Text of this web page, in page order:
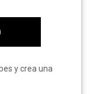
y crea una